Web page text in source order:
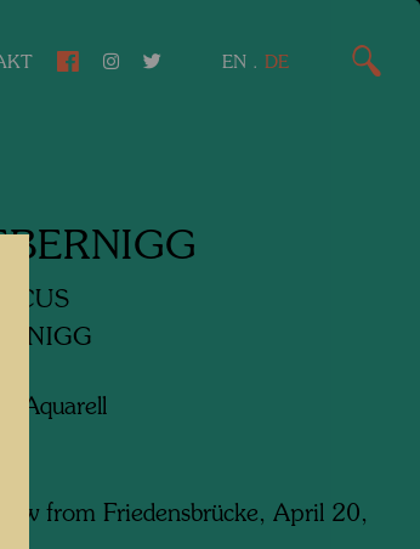
EN . DE
Aquarell
from Friedensbrücke, April 20,